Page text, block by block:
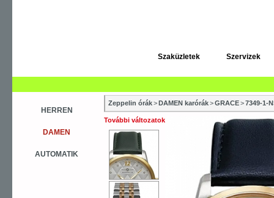
Szaküzletek Szervizek
HERREN
DAMEN
AUTOMATIK
Zeppelin órák>DAMEN karórák>GRACE>7349-1-
További változatok